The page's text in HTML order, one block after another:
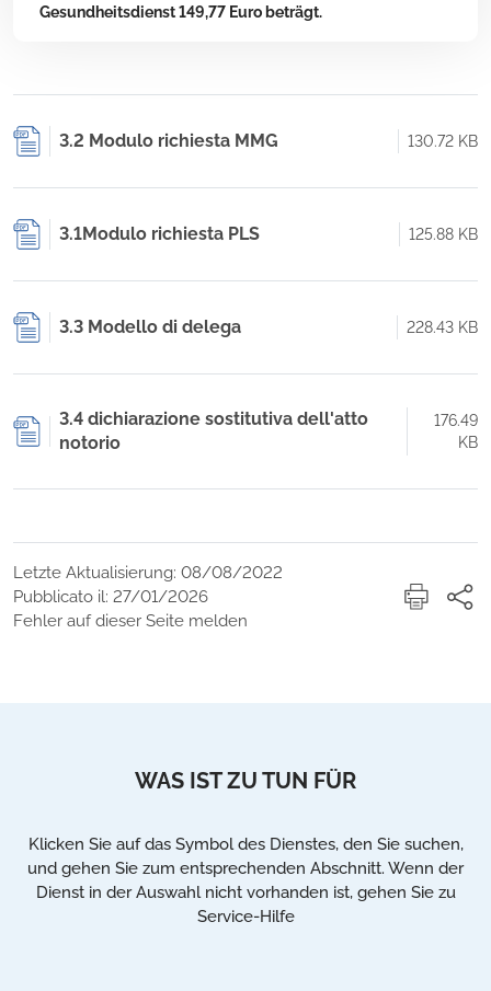
Gesundheitsdienst 149,77 Euro beträgt.
3.2 Modulo richiesta MMG 130.72 KB
3.1Modulo richiesta PLS 125.88 KB
3.3 Modello di delega 228.43 KB
3.4 dichiarazione sostitutiva dell'atto
notorio
176.49
KB
Letzte Aktualisierung: 08/08/2022
Pubblicato il: 27/01/2026
Fehler auf dieser Seite melden
WAS IST ZU TUN FÜR
Klicken Sie auf das Symbol des Dienstes, den Sie suchen,
und gehen Sie zum entsprechenden Abschnitt. Wenn der
Dienst in der Auswahl nicht vorhanden ist, gehen Sie zu
Service-Hilfe